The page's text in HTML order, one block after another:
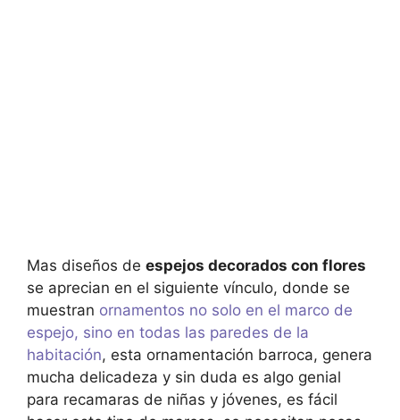
Mas diseños de espejos decorados con flores
se aprecian en el siguiente vínculo, donde se
muestran ornamentos no solo en el marco de
espejo, sino en todas las paredes de la
habitación, esta ornamentación barroca, genera
mucha delicadeza y sin duda es algo genial
para recamaras de niñas y jóvenes, es fácil